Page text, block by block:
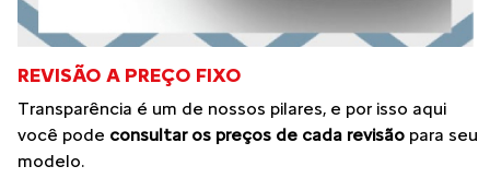
REVISÃO A PREÇO FIXO
Transparência é um de nossos pilares, e por isso aqui
você pode consultar os preços de cada revisão para seu
modelo.